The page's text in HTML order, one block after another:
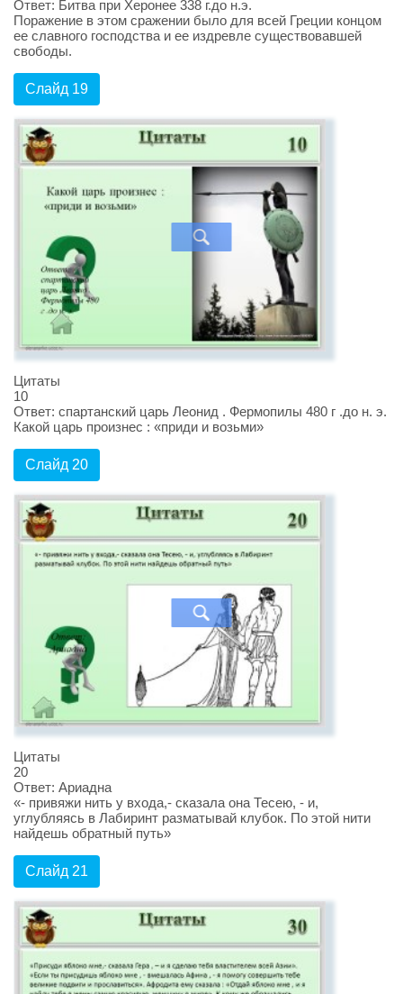
Ответ: Битва при Херонее 338 г.до н.э.
Поражение в этом сражении было для всей Греции концом
ее славного господства и ее издревле существовавшей
свободы.
Слайд 19
Цитаты
10
Ответ: спартанский царь Леонид . Фермопилы 480 г .до н. э.
Какой царь произнес : «приди и возьми»
Слайд 20
Цитаты
20
Ответ: Ариадна
«- привяжи нить у входа,- сказала она Тесею, - и,
углубляясь в Лабиринт разматывай клубок. По этой нити
найдешь обратный путь»
Слайд 21